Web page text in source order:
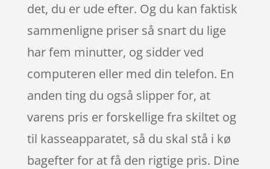
det, du er ude efter. Og du kan faktisk
sammenligne priser så snart du lige
har fem minutter, og sidder ved
computeren eller med din telefon. En
anden ting du også slipper for, at
varens pris er forskellige fra skiltet og
til kasseapparatet, så du skal stå i kø
bagefter for at få den rigtige pris. Dine